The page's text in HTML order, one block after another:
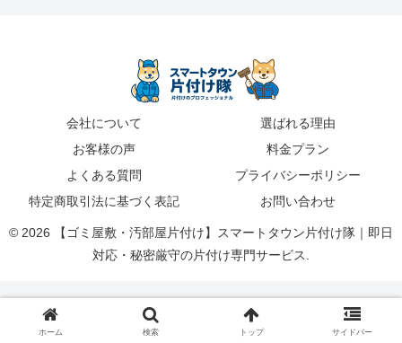
会社について
選ばれる理由
お客様の声
料金プラン
よくある質問
プライバシーポリシー
特定商取引法に基づく表記
お問い合わせ
© 2026 【ゴミ屋敷・汚部屋片付け】スマートタウン片付け隊｜即日
対応・秘密厳守の片付け専門サービス.
ホーム 検索 トップ サイドバー